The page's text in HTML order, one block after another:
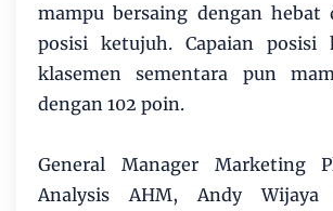
mampu bersaing dengan
posisi ketujuh. Capaian posisi
klasemen sementara pun
dengan 102 poin.
General Manager Marketing
Analysis AHM, Andy Wijaya